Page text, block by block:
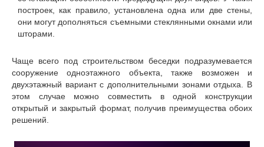
построек, как правило, установлена одна или две стены,
они могут дополняться съемными стеклянными окнами или
шторами.
Чаще всего под строительством беседки подразумевается
сооружение одноэтажного объекта, также возможен и
двухэтажный вариант с дополнительными зонами отдыха. В
этом случае можно совместить в одной конструкции
открытый и закрытый формат, получив преимущества обоих
решений.